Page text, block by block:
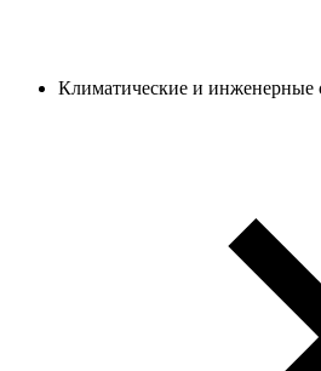
Климатические и инженерные